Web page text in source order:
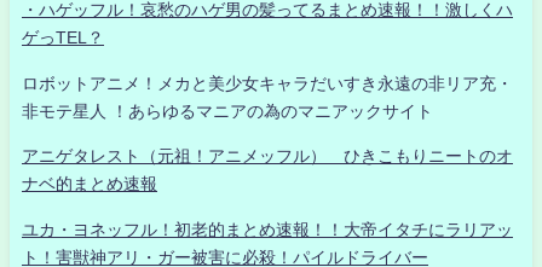
・ハゲッフル！哀愁のハゲ男の髪ってるまとめ速報！！激しくハ
ゲっTEL？
ロボットアニメ！メカと美少女キャラだいすき永遠の非リア充・
非モテ星人 ！あらゆるマニアの為のマニアックサイト
アニゲタレスト（元祖！アニメッフル） ひきこもりニートのオ
ナベ的まとめ速報
ユカ・ヨネッフル！初老的まとめ速報！！大帝イタチにラリアッ
ト！害獣神アリ・ガー被害に必殺！パイルドライバー